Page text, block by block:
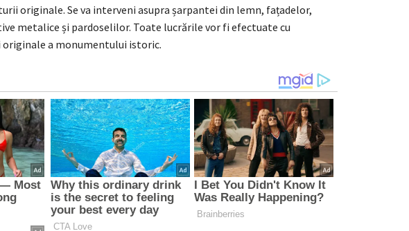
originale. Se va interveni asupra șarpantei din lemn, fațadelor,
metalice și pardoselilor. Toate lucrările vor fi efectuate cu
a monumentului istoric.